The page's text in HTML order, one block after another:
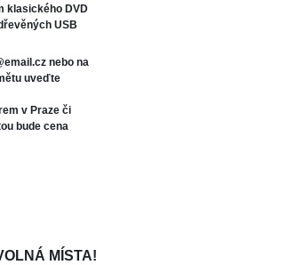
klasického DVD
USB
nebo na
uveďte
v Praze či
bude cena
MÍSTA!